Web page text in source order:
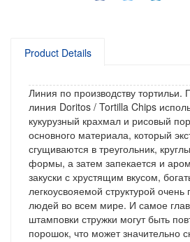
Product Details
Линия по производству тортильи.
линия Doritos / Tortilla Chips
кукурузный крахмал и рисовый
основного материала, который
сгущиваются в треугольник,
формы, а затем запекается и
закуски с хрустящим вкусом,
легкоусвояемой структурой
людей во всем мире. И самое
штамповки стружки могут быть
порошок, что может значительно